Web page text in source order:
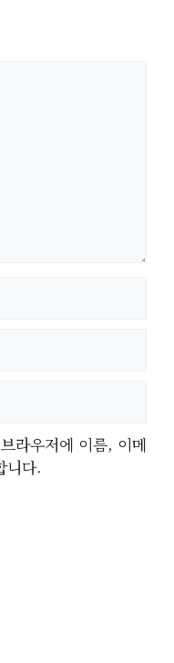
라우저에 이름, 이메
니다.